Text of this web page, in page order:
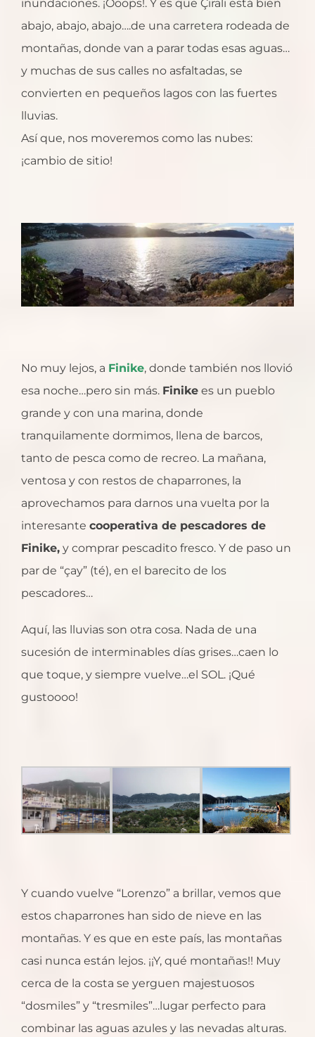
inundaciones. ¡Ooops!. Y es que Çıralı está bien
abajo, abajo, abajo….de una carretera rodeada de
montañas, donde van a parar todas esas aguas…
y muchas de sus calles no asfaltadas, se
convierten en pequeños lagos con las fuertes
lluvias.
Así que, nos moveremos como las nubes:
¡cambio de sitio!
No muy lejos, a Finike, donde también nos llovió
esa noche…pero sin más. Finike es un pueblo
grande y con una marina, donde
tranquilamente dormimos, llena de barcos,
tanto de pesca como de recreo. La mañana,
ventosa y con restos de chaparrones, la
aprovechamos para darnos una vuelta por la
interesante cooperativa de pescadores de
Finike, y comprar pescadito fresco. Y de paso un
par de “çay” (té), en el barecito de los
pescadores…
Aquí, las lluvias son otra cosa. Nada de una
sucesión de interminables días grises…caen lo
que toque, y siempre vuelve…el SOL. ¡Qué
gustoooo!
Y cuando vuelve “Lorenzo” a brillar, vemos que
estos chaparrones han sido de nieve en las
montañas. Y es que en este país, las montañas
casi nunca están lejos. ¡¡Y, qué montañas!! Muy
cerca de la costa se yerguen majestuosos
“dosmiles” y “tresmiles”…lugar perfecto para
combinar las aguas azules y las nevadas alturas.